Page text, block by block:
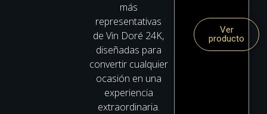
más
representativas
de Vin Doré 24K,
diseñadas para
convertir cualquier
ocasión en una
experiencia
extraordinaria.
Ver
producto